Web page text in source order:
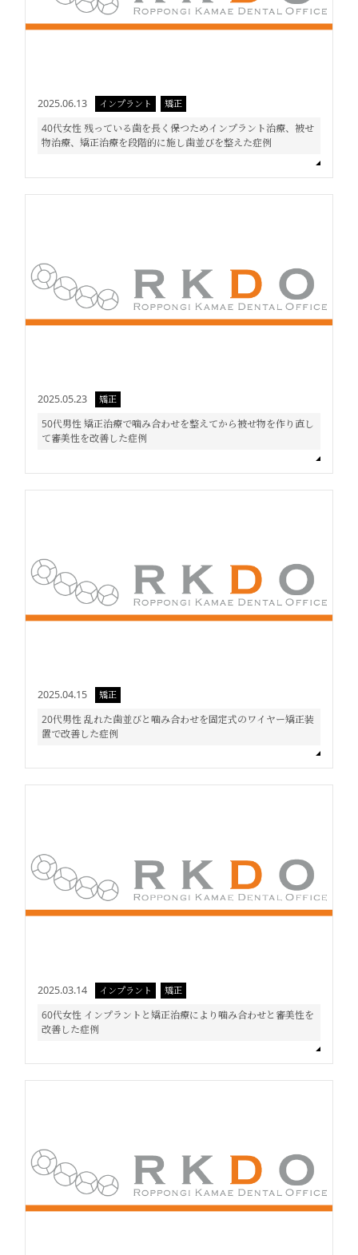
2025.06.13 インプラント 矯正
40代女性 残っている歯を長く保つためインプラント治療、被せ
物治療、矯正治療を段階的に施し歯並びを整えた症例
2025.05.23 矯正
50代男性 矯正治療で噛み合わせを整えてから被せ物を作り直し
て審美性を改善した症例
2025.04.15 矯正
20代男性 乱れた歯並びと噛み合わせを固定式のワイヤー矯正装
置で改善した症例
2025.03.14 インプラント 矯正
60代女性 インプラントと矯正治療により噛み合わせと審美性を
改善した症例